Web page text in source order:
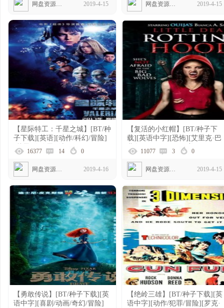
网盘资源下载 2019-4-15 网盘资源下载 2019-4-15
【星际特工：千星之城】[BT/种
子下载][英语][动作/科幻/冒险]
[戴恩·德哈恩][法国][1080P]
16377 14 0
网盘资源下载 2019-4-16
【复活的小红帽】[BT/种子下
载][英语中字][恐怖][艾里克·巴
弗尔/Romeo Miller][美国][1080p
高清]
11077 3 0
网盘资源下载 2019-4-15
【勇敢传说】[BT/种子下载][英
语中字][喜剧/动画/奇幻/冒险]
【绝岭三雄】[BT/种子下载][英
语中字][动作/犯罪/冒险][罗克·